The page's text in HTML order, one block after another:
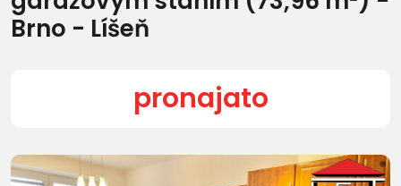
Brno - Líšeň
pronajato